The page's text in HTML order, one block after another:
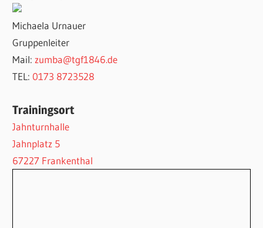
Michaela Urnauer
Gruppenleiter
Mail:zumba@tgf1846.de
TEL: ‭0173 8723528
Trainingsort
Jahnturnhalle
Jahnplatz 5
67227 Frankenthal